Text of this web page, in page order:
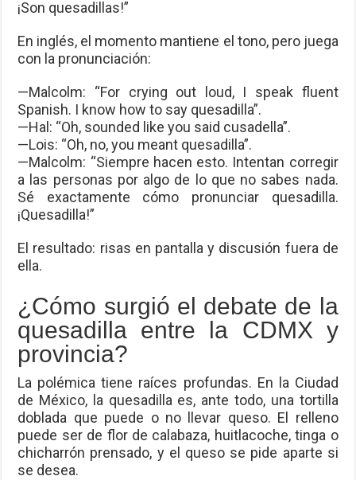
¡Son quesadillas!”
En inglés, el momento mantiene el tono, pero juega
con la pronunciación:
—Malcolm: “For crying out loud, I speak fluent
Spanish. I know how to say quesadilla”.
—Hal: “Oh, sounded like you said cusadella”.
—Lois: “Oh, no, you meant quesadilla”.
—Malcolm: “Siempre hacen esto. Intentan corregir
a las personas por algo de lo que no sabes nada.
Sé exactamente cómo pronunciar quesadilla.
¡Quesadilla!”
El resultado: risas en pantalla y discusión fuera de
ella.
¿Cómo surgió el debate de la
quesadilla entre la CDMX y
provincia?
La polémica tiene raíces profundas. En la Ciudad
de México, la quesadilla es, ante todo, una tortilla
doblada que puede o no llevar queso. El relleno
puede ser de flor de calabaza, huitlacoche, tinga o
chicharrón prensado, y el queso se pide aparte si
se desea.